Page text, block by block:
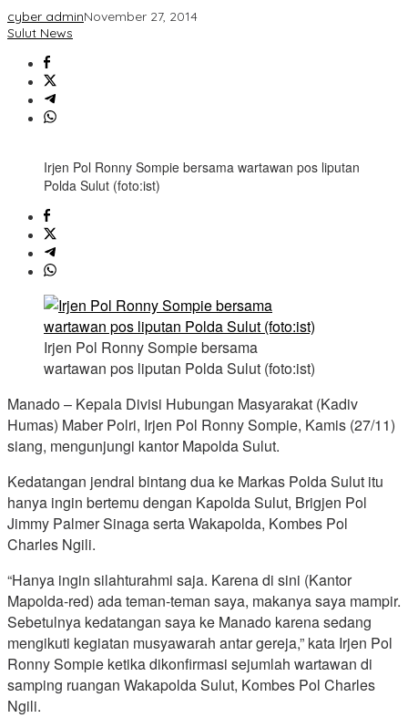
cyber adminNovember 27, 2014
Sulut News
Irjen Pol Ronny Sompie bersama wartawan pos liputan
Polda Sulut (foto:ist)
Irjen Pol Ronny Sompie bersama
wartawan pos liputan Polda Sulut (foto:ist)
Manado – Kepala Divisi Hubungan Masyarakat (Kadiv
Humas) Maber Polri, Irjen Pol Ronny Sompie, Kamis (27/11)
siang, mengunjungi kantor Mapolda Sulut.
Kedatangan jendral bintang dua ke Markas Polda Sulut itu
hanya ingin bertemu dengan Kapolda Sulut, Brigjen Pol
Jimmy Palmer Sinaga serta Wakapolda, Kombes Pol
Charles Ngili.
“Hanya ingin silahturahmi saja. Karena di sini (Kantor
Mapolda-red) ada teman-teman saya, makanya saya mampir.
Sebetulnya kedatangan saya ke Manado karena sedang
mengikuti kegiatan musyawarah antar gereja,” kata Irjen Pol
Ronny Sompie ketika dikonfirmasi sejumlah wartawan di
samping ruangan Wakapolda Sulut, Kombes Pol Charles
Ngili.